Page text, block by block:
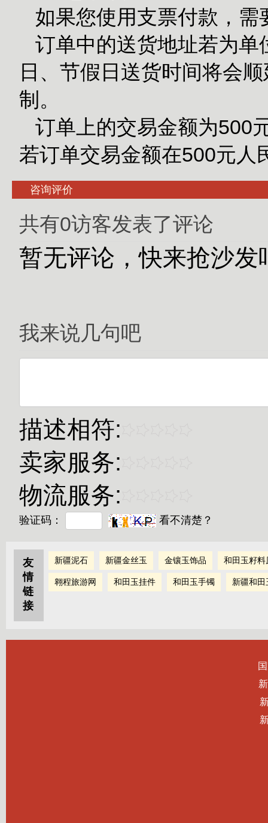
如果您使用支票付款，需
订单中的送货地址若为单
日、节假日送货时间将会
制。
订单上的交易金额为500
若订单交易金额在500元人
咨询评价
共有0访客发表了评论
暂无评论，快来抢沙发
我来说几句吧
描述相符:
卖家服务:
物流服务:
验证码： 看不清楚？
友
情
链
接
新疆泥石 新疆金丝玉 金镶玉饰品 和田玉籽料
翱程旅游网 和田玉挂件 和田玉手镯 新疆和田